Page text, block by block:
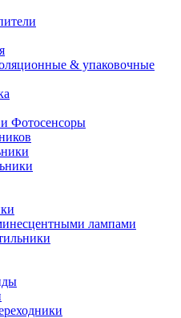
& упаковочные
Фотосенсоры
лампами